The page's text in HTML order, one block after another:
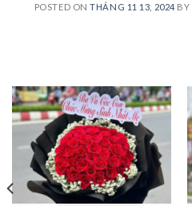
POSTED ONTHÁNG 11 13, 2024 BY